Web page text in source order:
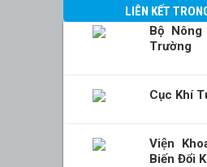
LIÊN KẾT
Bộ
Trường
Cục Khí
Viện
Biến Đổi